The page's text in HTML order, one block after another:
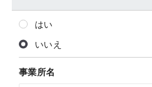
はい
いいえ
事業所名